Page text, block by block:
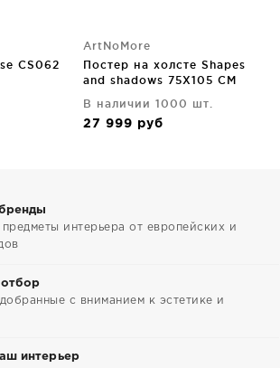
CS062
ArtNoMore
Постер на холсте Shapes
and shadows 75X105 CM
В наличии 1000 шт.
27 999 руб
интерьера от европейских и
с вниманием к эстетике и
интерьер